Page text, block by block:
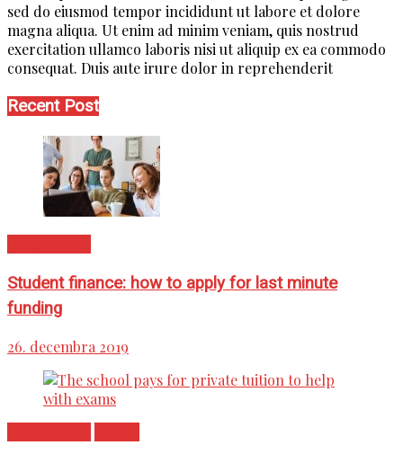
sed do eiusmod tempor incididunt ut labore et dolore
magna aliqua. Ut enim ad minim veniam, quis nostrud
exercitation ullamco laboris nisi ut aliquip ex ea commodo
consequat. Duis aute irure dolor in reprehenderit
Recent Post
Student finance: how to apply for last minute
funding
26. decembra 2019